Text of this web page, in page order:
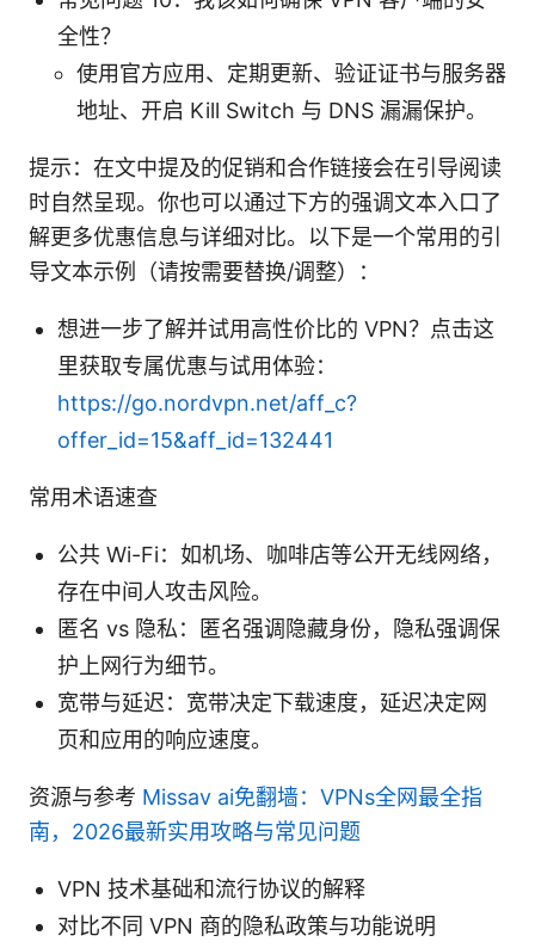
全性？
使用官方应用、定期更新、验证证书与服务器
地址、开启 Kill Switch 与 DNS 漏漏保护。
提示：在文中提及的促销和合作链接会在引导阅读
时自然呈现。你也可以通过下方的强调文本入口了
解更多优惠信息与详细对比。以下是一个常用的引
导文本示例（请按需要替换/调整）：
想进一步了解并试用高性价比的 VPN？点击这
里获取专属优惠与试用体验：
https://go.nordvpn.net/aff_c?
offer_id=15&aff_id=132441
常用术语速查
公共 Wi-Fi：如机场、咖啡店等公开无线网络，
存在中间人攻击风险。
匿名 vs 隐私：匿名强调隐藏身份，隐私强调保
护上网行为细节。
宽带与延迟：宽带决定下载速度，延迟决定网
页和应用的响应速度。
资源与参考 Missav ai免翻墙：VPNs全网最全指
南，2026最新实用攻略与常见问题
VPN 技术基础和流行协议的解释
对比不同 VPN 商的隐私政策与功能说明